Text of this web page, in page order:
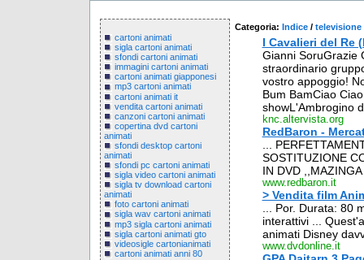
cartoni animati
sigla cartoni animati
sfondi cartoni animati
immagini cartoni animati
cartoni animati giapponesi
mp3 cartoni animati
cartoni animati it
vendita cartoni animati
canzoni cartoni animati
copertina dvd cartoni
animati
sfondi desktop cartoni
animati
sfondi pc cartoni animati
sigla video cartoni animati
sigla tv download cartoni
animati
foto cartoni animati
sigla wav cartoni animati
mp3 sigla cartoni animati
sigla cartoni animati gto
videosigle cartonianimati
cartoni animati anni 80
Categoria: Indice / televisione
I Cavalieri del Re
Gianni SoruGrazie
straordinario
vostro appoggio!
Bum BamCiao
showL'Ambrogino
knc.altervista.org
RedBaron -
...
SOSTITUZIONE
IN DVD
www.redbaron.it
> Vendita film
... Por. Durata: 80
interattivi ...
animati Disney
www.dvdonline.it